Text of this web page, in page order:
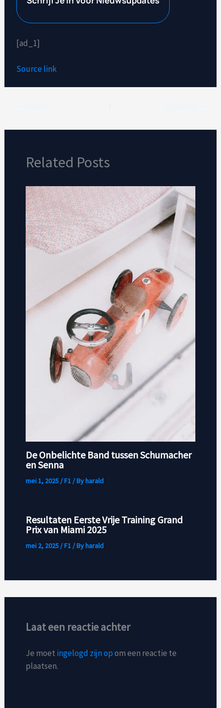
[ad_1]
Source link
Related Posts
De Onbelichte Band tussen Schumacher
en Senna
mei 1, 2025/F1/ By harald
Resultaten Eerste Vrije Training Grand
Prix van Miami 2025
mei 2, 2025/F1/ By harald
Laat een reactie achter
Je moet ingelogd zijn opom een reactie te
plaatsen.